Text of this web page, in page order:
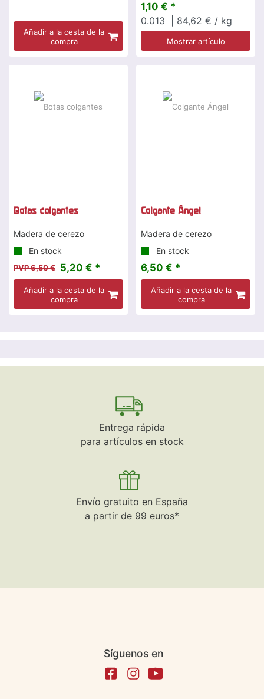
Añadir a la cesta de la
compra
1,10 € *
0.013
| 84,62 € / kg
Mostrar artículo
-20 %
Botas colgantes
Madera de cerezo
En stock
PVP 6,50 € 5,20 € *
Añadir a la cesta de la
compra
Colgante Ángel
Madera de cerezo
En stock
6,50 € *
Añadir a la cesta de la
compra
Entrega rápida
para artículos en stock
Envío gratuito en España
a partir de 99 euros*
Síguenos en